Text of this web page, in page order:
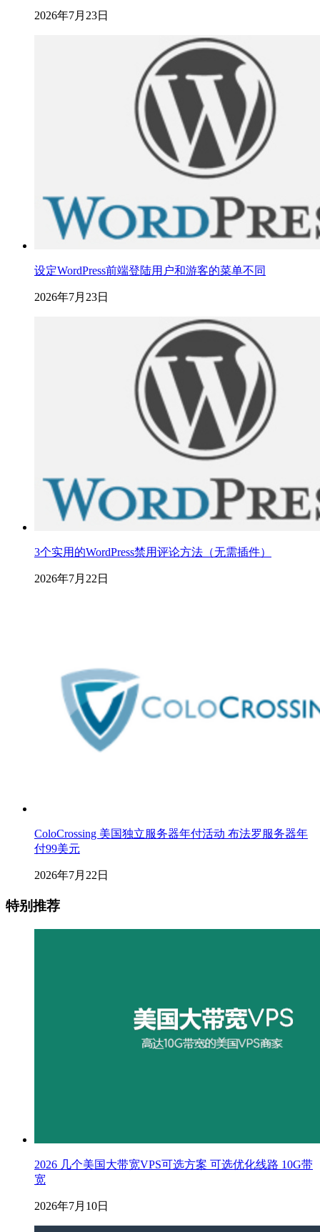
2026年7月23日
设定WordPress前端登陆用户和游客的菜单不同
2026年7月23日
3个实用的WordPress禁用评论方法（无需插件）
2026年7月22日
ColoCrossing 美国独立服务器年付活动 布法罗服务器年
付99美元
2026年7月22日
特别推荐
2026 几个美国大带宽VPS可选方案 可选优化线路 10G带
宽
2026年7月10日